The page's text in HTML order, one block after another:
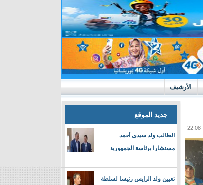
الأرشيف
جديد الموقع
الطالب ولد سيدى أحمد
مستشارا برئاسة الجمهورية
تعيين ولد الرايس رئيسا لسلطة